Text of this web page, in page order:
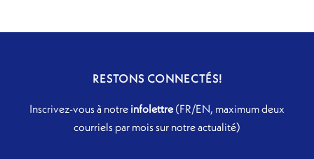
RESTONS CONNECTÉS!
Inscrivez-vous à notre infolettre(FR/EN, maximum deux
courriels par mois sur notre actualité)